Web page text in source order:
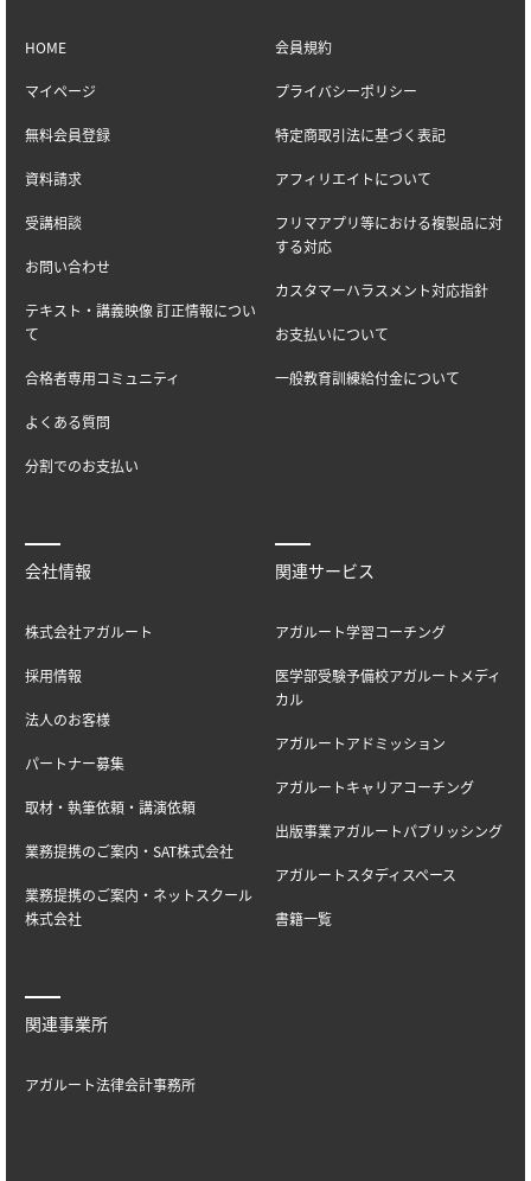
HOME
マイページ
無料会員登録
資料請求
受講相談
お問い合わせ
テキスト・講義映像 訂正情報につい
て
合格者専用コミュニティ
よくある質問
分割でのお支払い
会員規約
プライバシーポリシー
特定商取引法に基づく表記
アフィリエイトについて
フリマアプリ等における複製品に対
する対応
カスタマーハラスメント対応指針
お支払いについて
一般教育訓練給付金について
会社情報
株式会社アガルート
採用情報
法人のお客様
パートナー募集
取材・執筆依頼・講演依頼
業務提携のご案内・SAT株式会社
業務提携のご案内・ネットスクール
株式会社
関連サービス
アガルート学習コーチング
医学部受験予備校アガルートメディ
カル
アガルートアドミッション
アガルートキャリアコーチング
出版事業アガルートパブリッシング
アガルートスタディスペース
書籍一覧
関連事業所
アガルート法律会計事務所